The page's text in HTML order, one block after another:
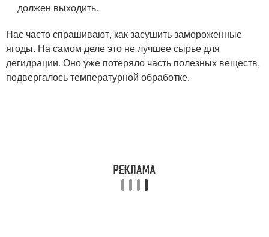
должен выходить.
Нас часто спрашивают, как засушить замороженные
ягоды. На самом деле это не лучшее сырье для
дегидрации. Оно уже потеряло часть полезных веществ,
подвергалось температурной обработке.